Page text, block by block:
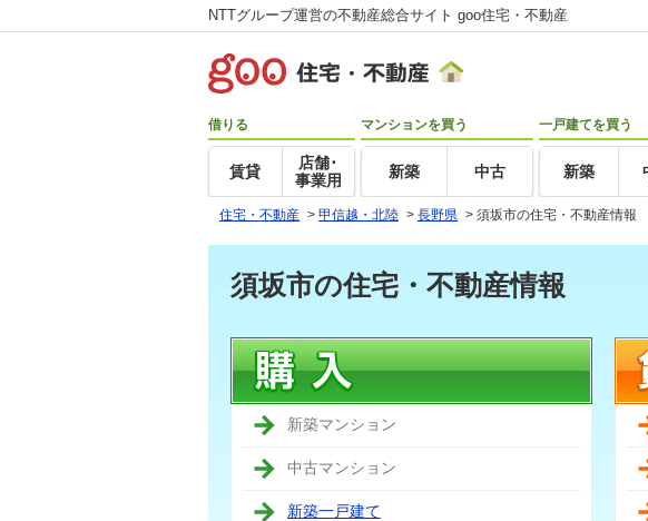
NTTグループ運営の不動産総合サイト goo住宅・不動産
借りる
賃貸
店舗･
事業用
マンションを買う
新築 中古
一戸建てを買う
新築
住宅・不動産 > 甲信越・北陸 > 長野県 > 須坂市の住宅・不動産情報
須坂市の住宅・不動産情報
新築マンション
中古マンション
新築一戸建て